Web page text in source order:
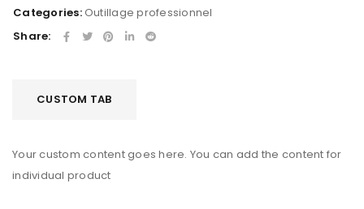
Categories: Outillage professionnel
Share:
CUSTOM TAB
Your custom content goes here. You can add the content for
individual product